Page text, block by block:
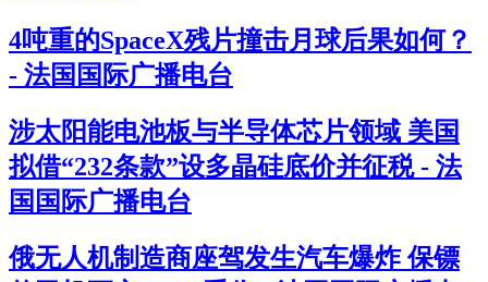
4吨重的SpaceX残片撞击月球后果如何？
- 法国国际广播电台
涉太阳能电池板与半导体芯片领域 美国
拟借“232条款”设多晶硅底价并征税 - 法
国国际广播电台
俄无人机制造商座驾发生汽车爆炸 保镖